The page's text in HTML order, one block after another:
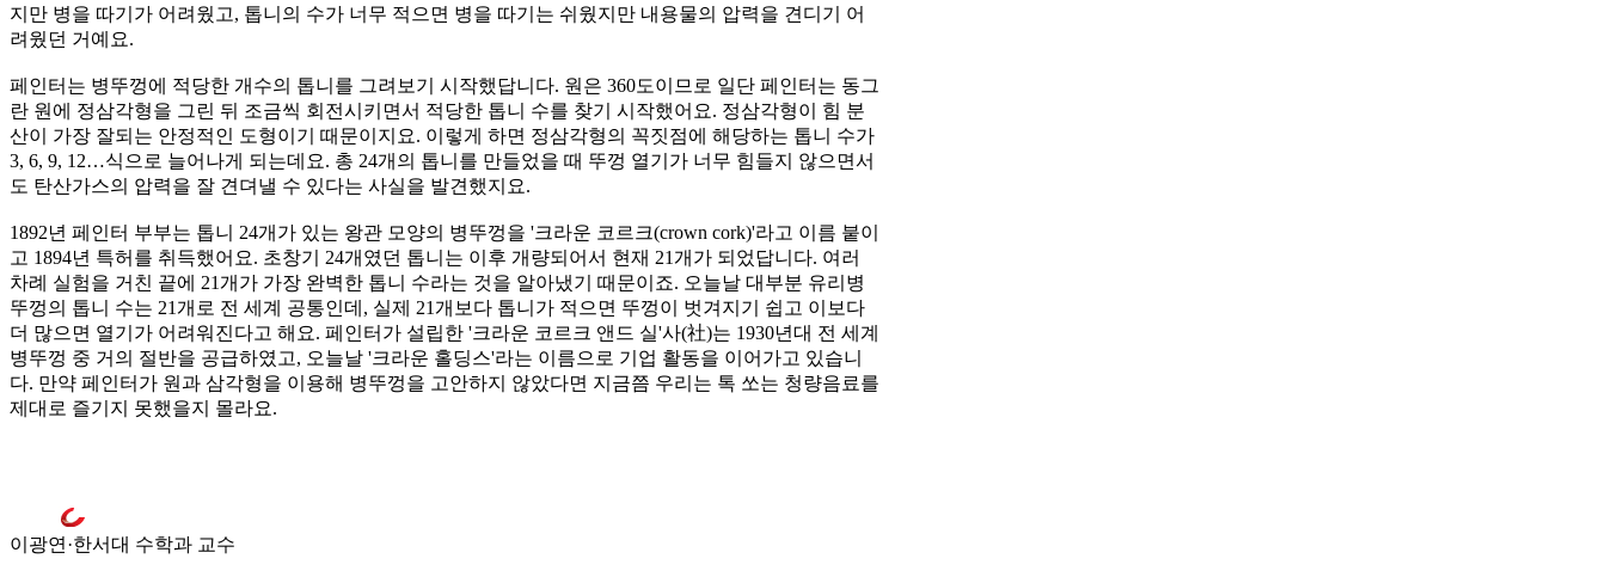
지만 병을 따기가 어려웠고, 톱니의 수가 너무 적으면 병을 따기는 쉬웠지만 내용물의 압력을 견디기 어
려웠던 거예요.
페인터는 병뚜껑에 적당한 개수의 톱니를 그려보기 시작했답니다. 원은 360도이므로 일단 페인터는 동그
란 원에 정삼각형을 그린 뒤 조금씩 회전시키면서 적당한 톱니 수를 찾기 시작했어요. 정삼각형이 힘 분
산이 가장 잘되는 안정적인 도형이기 때문이지요. 이렇게 하면 정삼각형의 꼭짓점에 해당하는 톱니 수가
3, 6, 9, 12…식으로 늘어나게 되는데요. 총 24개의 톱니를 만들었을 때 뚜껑 열기가 너무 힘들지 않으면서
도 탄산가스의 압력을 잘 견뎌낼 수 있다는 사실을 발견했지요.
1892년 페인터 부부는 톱니 24개가 있는 왕관 모양의 병뚜껑을 '크라운 코르크(crown cork)'라고 이름 붙이
고 1894년 특허를 취득했어요. 초창기 24개였던 톱니는 이후 개량되어서 현재 21개가 되었답니다. 여러
차례 실험을 거친 끝에 21개가 가장 완벽한 톱니 수라는 것을 알아냈기 때문이죠. 오늘날 대부분 유리병
뚜껑의 톱니 수는 21개로 전 세계 공통인데, 실제 21개보다 톱니가 적으면 뚜껑이 벗겨지기 쉽고 이보다
더 많으면 열기가 어려워진다고 해요. 페인터가 설립한 '크라운 코르크 앤드 실'사(社)는 1930년대 전 세계
병뚜껑 중 거의 절반을 공급하였고, 오늘날 '크라운 홀딩스'라는 이름으로 기업 활동을 이어가고 있습니
다. 만약 페인터가 원과 삼각형을 이용해 병뚜껑을 고안하지 않았다면 지금쯤 우리는 톡 쏘는 청량음료를
제대로 즐기지 못했을지 몰라요.
이광연·한서대 수학과 교수